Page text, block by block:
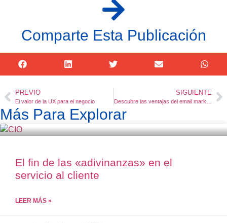
Comparte Esta Publicación
PREVIO
El valor de la UX para el negocio
SIGUIENTE
Más Para Explorar
El fin de las «adivinanzas» en el
servicio al cliente
LEER MÁS »